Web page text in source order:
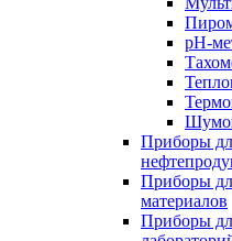
pH-
Приборы
Приборы
материалов
Приборы